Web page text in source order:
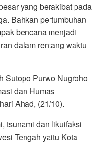
yang berakibat pada
Bahkan pertumbuhan
bencana menjadi
dalam rentang waktu
Sutopo Purwo Nugroho
dan Humas
Ahad, (21/10).
tsunami dan likuifaksi
Tengah yaitu Kota